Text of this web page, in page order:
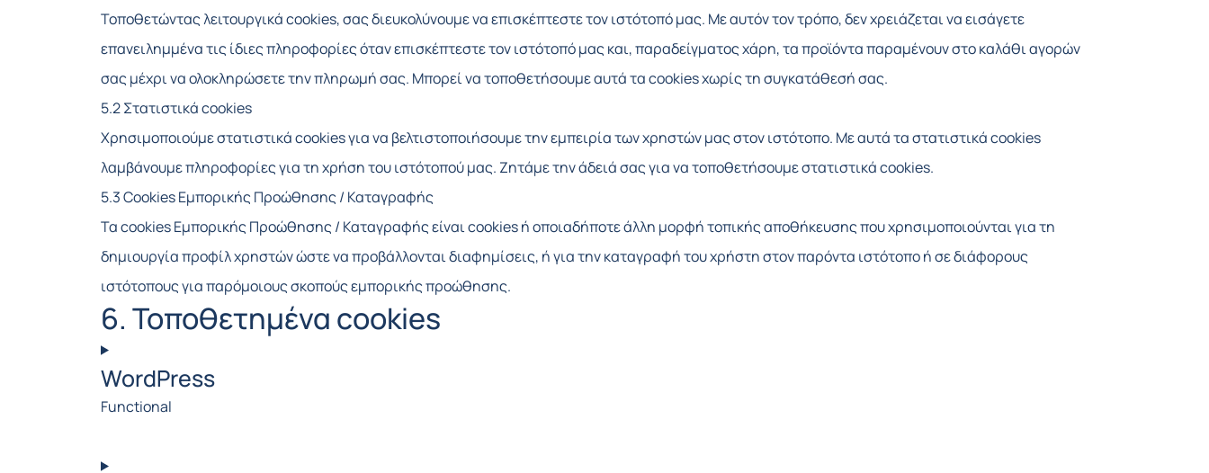
Τοποθετώντας λειτουργικά cookies, σας διευκολύνουμε να επισκέπτεστε τον ιστότοπό μας. Με αυτόν τον τρόπο, δεν χρειάζεται να εισάγετε
επανειλημμένα τις ίδιες πληροφορίες όταν επισκέπτεστε τον ιστότοπό μας και, παραδείγματος χάρη, τα προϊόντα παραμένουν στο καλάθι αγορών
σας μέχρι να ολοκληρώσετε την πληρωμή σας. Μπορεί να τοποθετήσουμε αυτά τα cookies χωρίς τη συγκατάθεσή σας.
5.2 Στατιστικά cookies
Χρησιμοποιούμε στατιστικά cookies για να βελτιστοποιήσουμε την εμπειρία των χρηστών μας στον ιστότοπο. Με αυτά τα στατιστικά cookies
λαμβάνουμε πληροφορίες για τη χρήση του ιστότοπού μας. Ζητάμε την άδειά σας για να τοποθετήσουμε στατιστικά cookies.
5.3 Cookies Εμπορικής Προώθησης / Καταγραφής
Τα cookies Εμπορικής Προώθησης / Καταγραφής είναι cookies ή οποιαδήποτε άλλη μορφή τοπικής αποθήκευσης που χρησιμοποιούνται για τη
δημιουργία προφίλ χρηστών ώστε να προβάλλονται διαφημίσεις, ή για την καταγραφή του χρήστη στον παρόντα ιστότοπο ή σε διάφορους
ιστότοπους για παρόμοιους σκοπούς εμπορικής προώθησης.
6. Τοποθετημένα cookies
WordPress
Functional